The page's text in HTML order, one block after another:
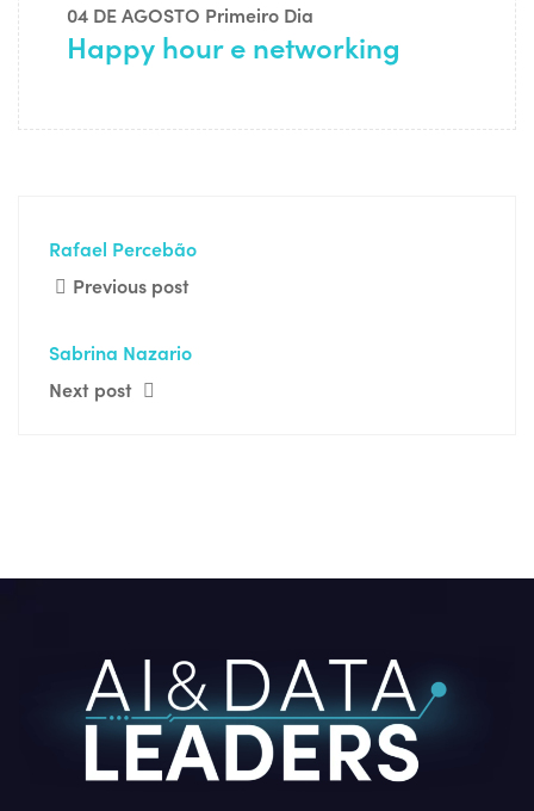
04 DE AGOSTO Primeiro Dia
Happy hour e networking
Rafael Percebão
Previous post
Sabrina Nazario
Next post